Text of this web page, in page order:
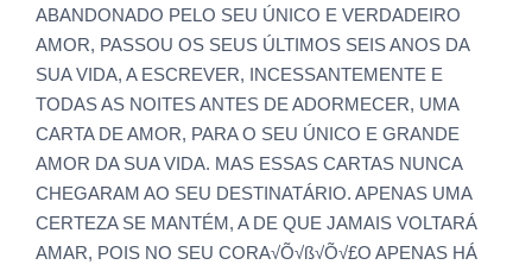
ABANDONADO PELO SEU ÚNICO E VERDADEIRO
AMOR, PASSOU OS SEUS ÚLTIMOS SEIS ANOS DA
SUA VIDA, A ESCREVER, INCESSANTEMENTE E
TODAS AS NOITES ANTES DE ADORMECER, UMA
CARTA DE AMOR, PARA O SEU ÚNICO E GRANDE
AMOR DA SUA VIDA. MAS ESSAS CARTAS NUNCA
CHEGARAM AO SEU DESTINATÁRIO. APENAS UMA
CERTEZA SE MANTÉM, A DE QUE JAMAIS VOLTARÁ
AMAR, POIS NO SEU CORA√Õ√ß√Õ√£O APENAS HÁ